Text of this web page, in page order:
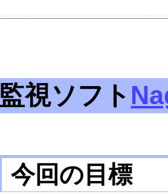
監視ソフト
今回の目標